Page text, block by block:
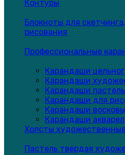
Контуры
Блокноты для
рисования
Профессиональные
Карандаши
Карандаши
Карандаши
Карандаши для
Карандаши
Карандаши
Холсты
Пастель твердая